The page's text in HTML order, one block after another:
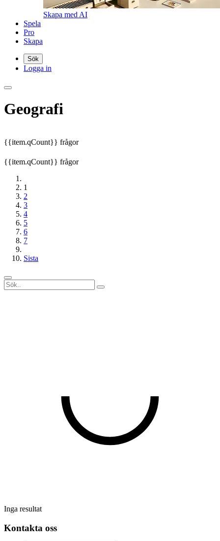
Skapa med AI
Spela
Pro
Skapa
Sök
Logga in
Geografi
{{item.qCount}} frågor
{{item.qCount}} frågor
1
2
3
4
5
6
7
Sista
Inga resultat
Kontakta oss